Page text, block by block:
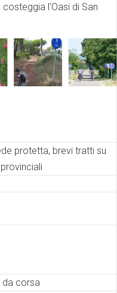
l’Oasi di San
protetta, brevi tratti su
da corsa